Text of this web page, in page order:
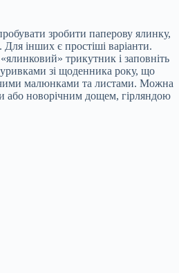
зробити паперову ялинку,
Для інших є простіші варіанти.
трикутник і заповніть
зі щоденника року, що
малюнками та листами. Можна
або новорічним дощем, гірляндою